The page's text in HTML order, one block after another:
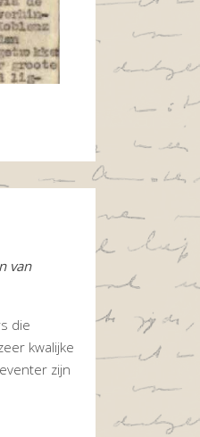
van
die
kwalijke
zijn